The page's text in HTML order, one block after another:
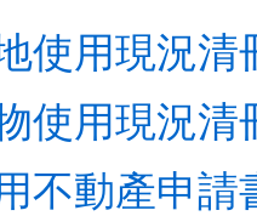
使用現況清
使用現況清
不動產申請